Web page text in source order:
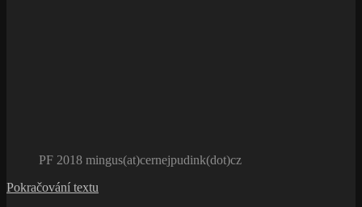
PF 2018 mingus(at)cernejpudink(dot)cz
Pokračování textu